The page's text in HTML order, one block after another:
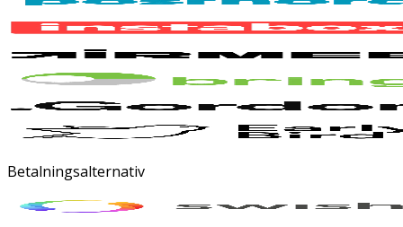
Betalningsalternativ